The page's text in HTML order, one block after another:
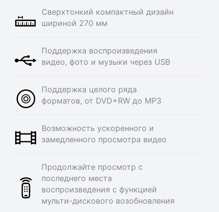
Cверхтонкий компактный дизайн
шириной 270 мм
Поддержка воспроизведения
видео, фото и музыки через USB
Поддержка целого ряда
форматов, от DVD+RW до MP3
Возможность ускоренного и
замедленного просмотра видео
Продолжайте просмотр с
последнего места
воспроизведения с функцией
мульти-дискового возобновления